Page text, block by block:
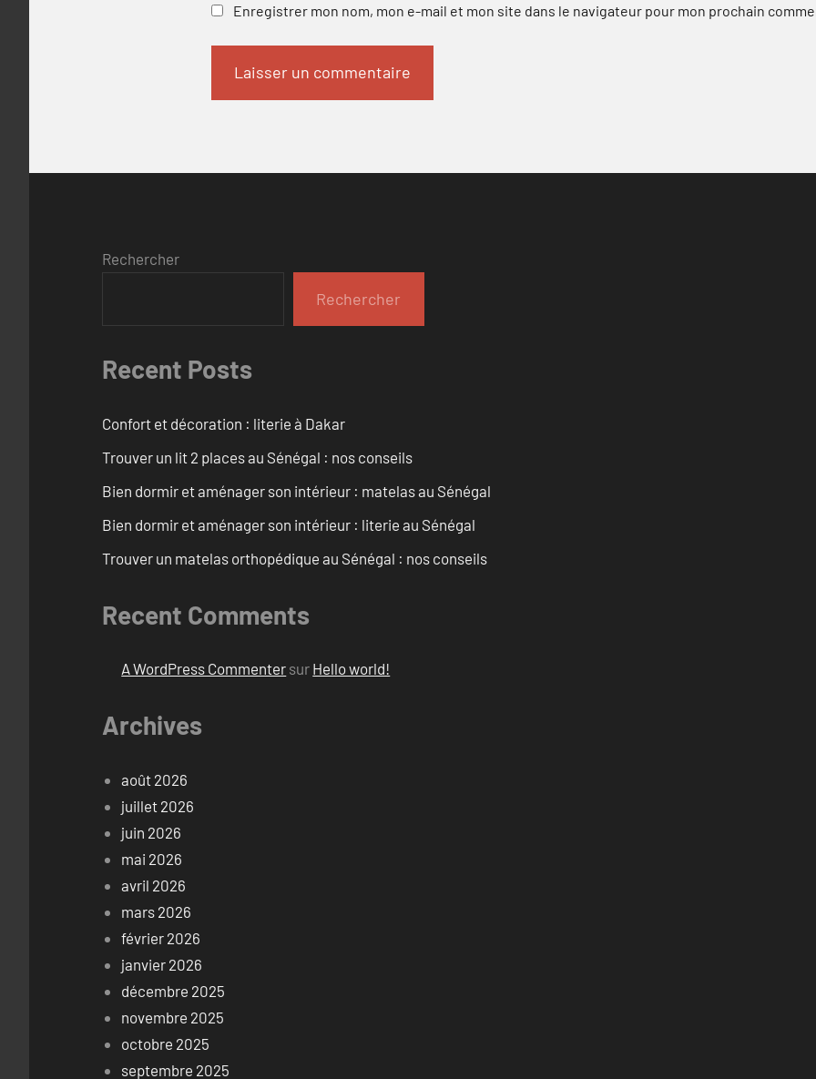
Enregistrer mon nom, mon e-mail et mon site dans le navigateur pour mon prochain
Rechercher
Rechercher
Recent Posts
Confort et décoration : literie à Dakar
Trouver un lit 2 places au Sénégal : nos conseils
Bien dormir et aménager son intérieur : matelas au Sénégal
Bien dormir et aménager son intérieur : literie au Sénégal
Trouver un matelas orthopédique au Sénégal : nos conseils
Recent Comments
A WordPress Commenter sur Hello world!
Archives
août 2026
juillet 2026
juin 2026
mai 2026
avril 2026
mars 2026
février 2026
janvier 2026
décembre 2025
novembre 2025
octobre 2025
septembre 2025